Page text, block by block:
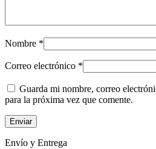
Nombre *
Correo electrónico *
Guarda mi nombre, correo
para la próxima vez que comente.
Envío y Entrega